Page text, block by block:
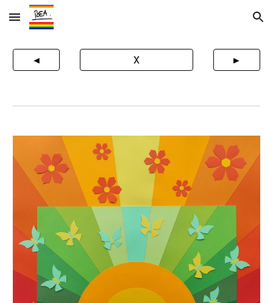
Skip to main content Skip to navigation
◄ X ►